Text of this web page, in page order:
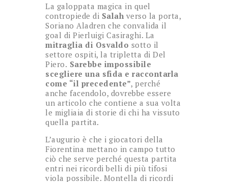
La galoppata magica in quel
contropiede di Salah verso la porta,
Soriano Aladren che convalida il
goal di Pierluigi Casiraghi. La
mitraglia di Osvaldo sotto il
settore ospiti, la tripletta di Del
Piero. Sarebbe impossibile
scegliere una sfida e raccontarla
come “il precedente”, perché
anche facendolo, dovrebbe essere
un articolo che contiene a sua volta
le migliaia di storie di chi ha vissuto
quella partita.
L’augurio è che i giocatori della
Fiorentina mettano in campo tutto
ciò che serve perché questa partita
entri nei ricordi belli di più tifosi
viola possibile. Montella di ricordi